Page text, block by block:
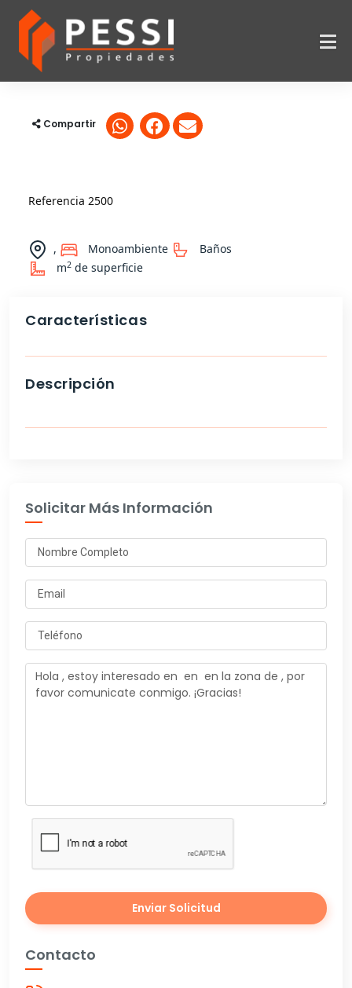
Compartir
Referencia 2500
, Monoambiente
Baños
m2 de superficie
Características
Descripción
Solicitar Más Información
Enviar Solicitud
Contacto